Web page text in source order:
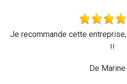
Je recommande cette
!!
De